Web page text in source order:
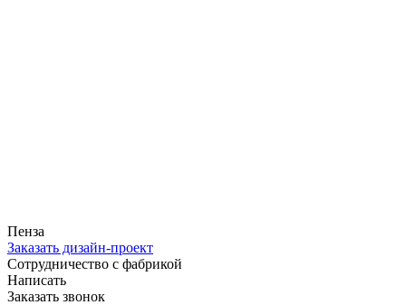
Пенза
Заказать дизайн-проект
Сотрудничество с фабрикой
Написать
Заказать звонок